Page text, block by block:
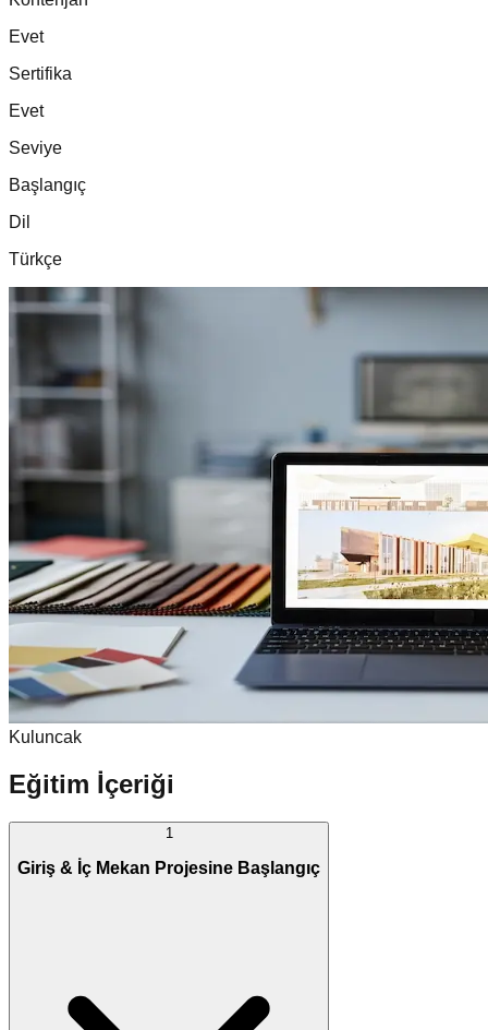
Evet
Sertifika
Evet
Seviye
Başlangıç
Dil
Türkçe
Kuluncak
Eğitim İçeriği
1
Giriş & İç Mekan Projesine Başlangıç